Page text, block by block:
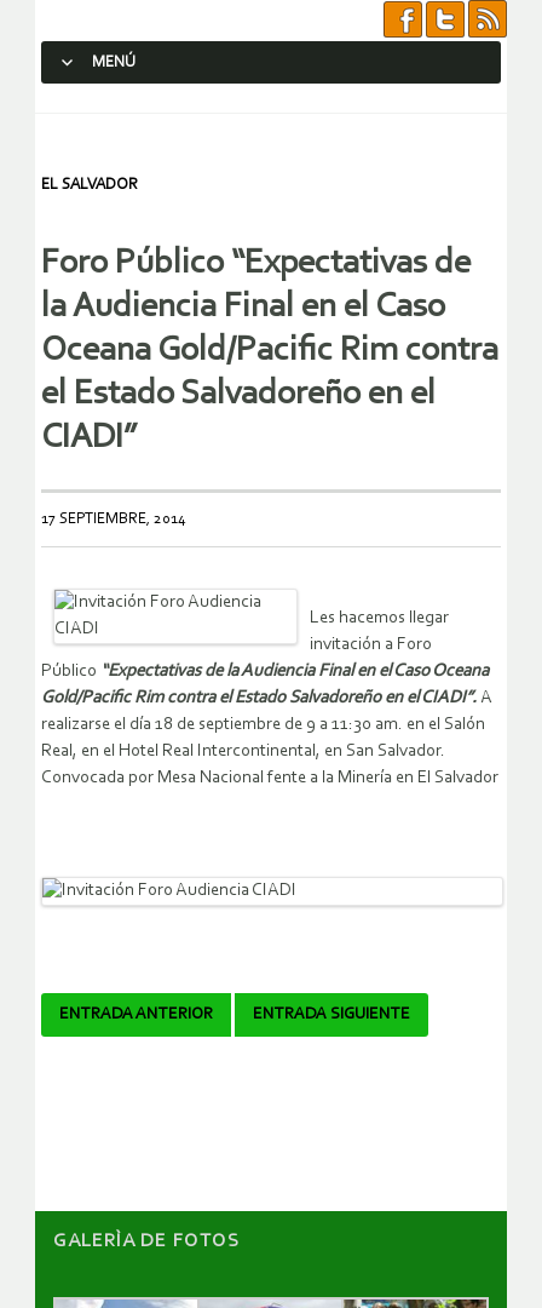
MENÚ
EL SALVADOR
Foro Público “Expectativas de
la Audiencia Final en el Caso
Oceana Gold/Pacific Rim contra
el Estado Salvadoreño en el
CIADI”
17 SEPTIEMBRE, 2014
Les hacemos llegar
invitación a Foro
Público “Expectativas de la Audiencia Final en el Caso Oceana
Gold/Pacific Rim contra el Estado Salvadoreño en el CIADI”. A
realizarse el día 18 de septiembre de 9 a 11:30 am. en el Salón
Real, en el Hotel Real Intercontinental, en San Salvador.
Convocada por Mesa Nacional fente a la Minería en El Salvador
Navegador
ENTRADA ANTERIOR ENTRADA SIGUIENTE
GALERÌA DE FOTOS